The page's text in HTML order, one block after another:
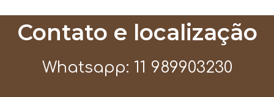
Contato e localização
Whatsapp: 11 989903230